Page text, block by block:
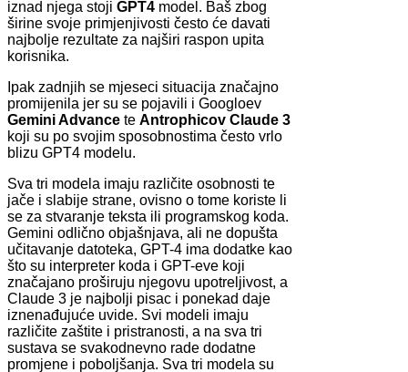
iznad njega stoji GPT4 model. Baš zbog
širine svoje primjenjivosti često će davati
najbolje rezultate za najširi raspon upita
korisnika.
Ipak zadnjih se mjeseci situacija značajno
promijenila jer su se pojavili i Googloev
Gemini Advance te Antrophicov Claude 3
koji su po svojim sposobnostima često vrlo
blizu GPT4 modelu.
Sva tri modela imaju različite osobnosti te
jače i slabije strane, ovisno o tome koriste li
se za stvaranje teksta ili programskog koda.
Gemini odlično objašnjava, ali ne dopušta
učitavanje datoteka, GPT-4 ima dodatke kao
što su interpreter koda i GPT-eve koji
značajano proširuju njegovu upotreljivost, a
Claude 3 je najbolji pisac i ponekad daje
iznenađujuće uvide. Svi modeli imaju
različite zaštite i pristranosti, a na sva tri
sustava se svakodnevno rade dodatne
promjene i poboljšanja. Sva tri modela su